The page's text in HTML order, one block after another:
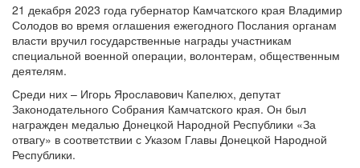
21 декабря 2023 года губернатор Камчатского края Владимир
Солодов во время оглашения ежегодного Послания органам
власти вручил государственные награды участникам
специальной военной операции, волонтерам, общественным
деятелям.
Среди них – Игорь Ярославович Капелюх, депутат
Законодательного Собрания Камчатского края. Он был
награжден медалью Донецкой Народной Республики «За
отвагу» в соответствии с Указом Главы Донецкой Народной
Республики.